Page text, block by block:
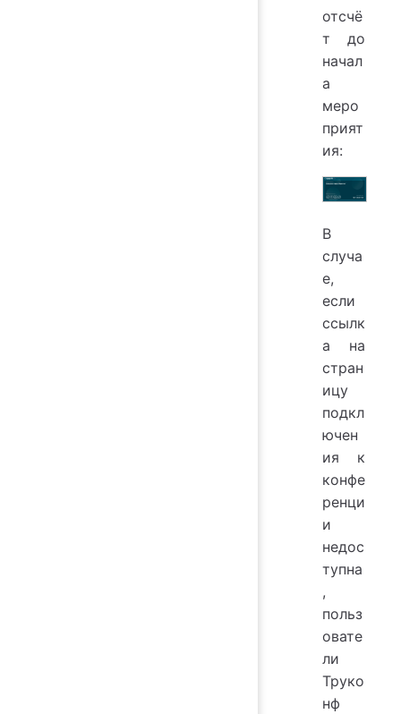
отсчё
т до
начал
а
меро
прият
ия:
В
случа
е,
если
ссылк
а на
стран
ицу
подкл
ючен
ия к
конфе
ренци
и
недос
тупна
,
польз
овате
ли
Труко
нф